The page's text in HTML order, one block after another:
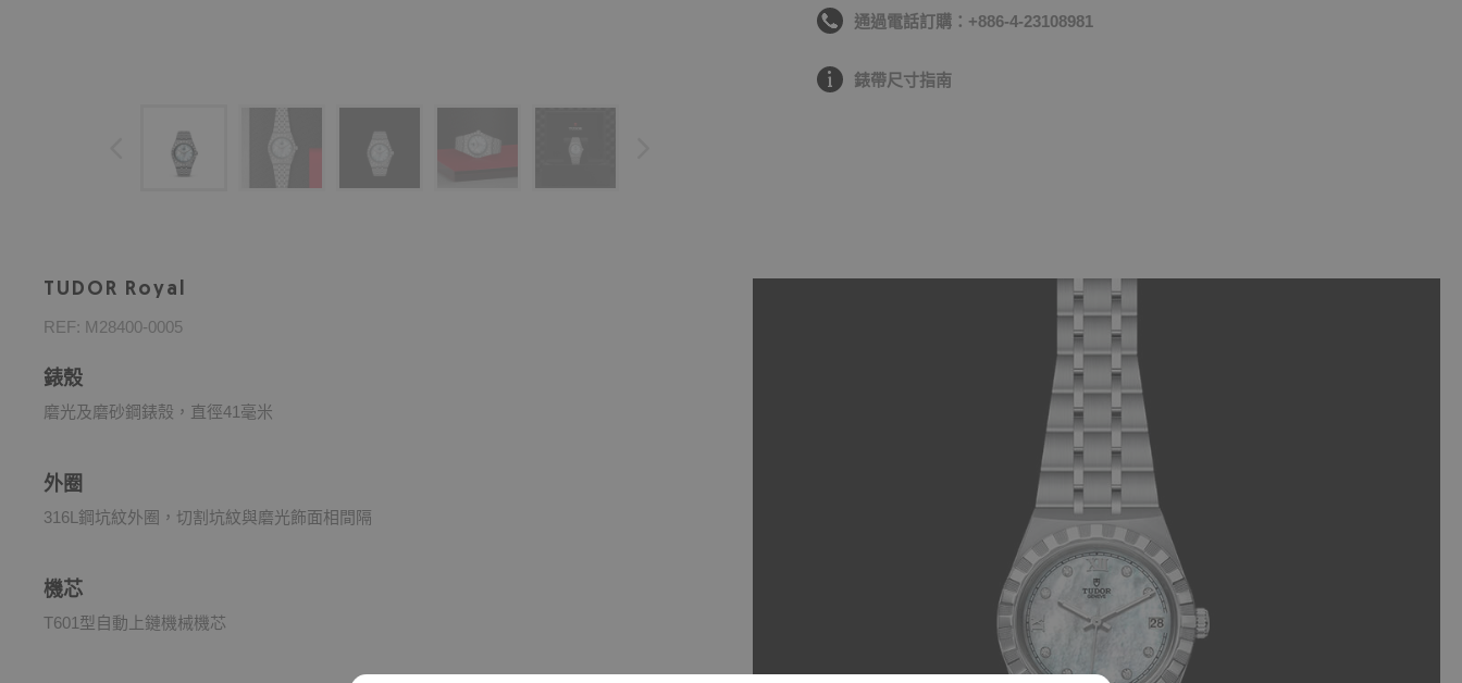
通過電話訂購：+886-4-23108981
錶帶尺寸指南
TUDOR Royal
REF: M28400-0005
錶殼
磨光及磨砂鋼錶殼，直徑41毫米
外圈
316L鋼坑紋外圈，切割坑紋與磨光飾面相間隔
機芯
T601型自動上鏈機械機芯